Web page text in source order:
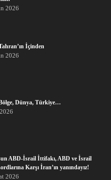
2026
İçinden
2026
Dünya, Türkiye…
ABD-İsrail İttifakı, ABD ve İsrail
Karşı İran’ın yanındayız!
2026